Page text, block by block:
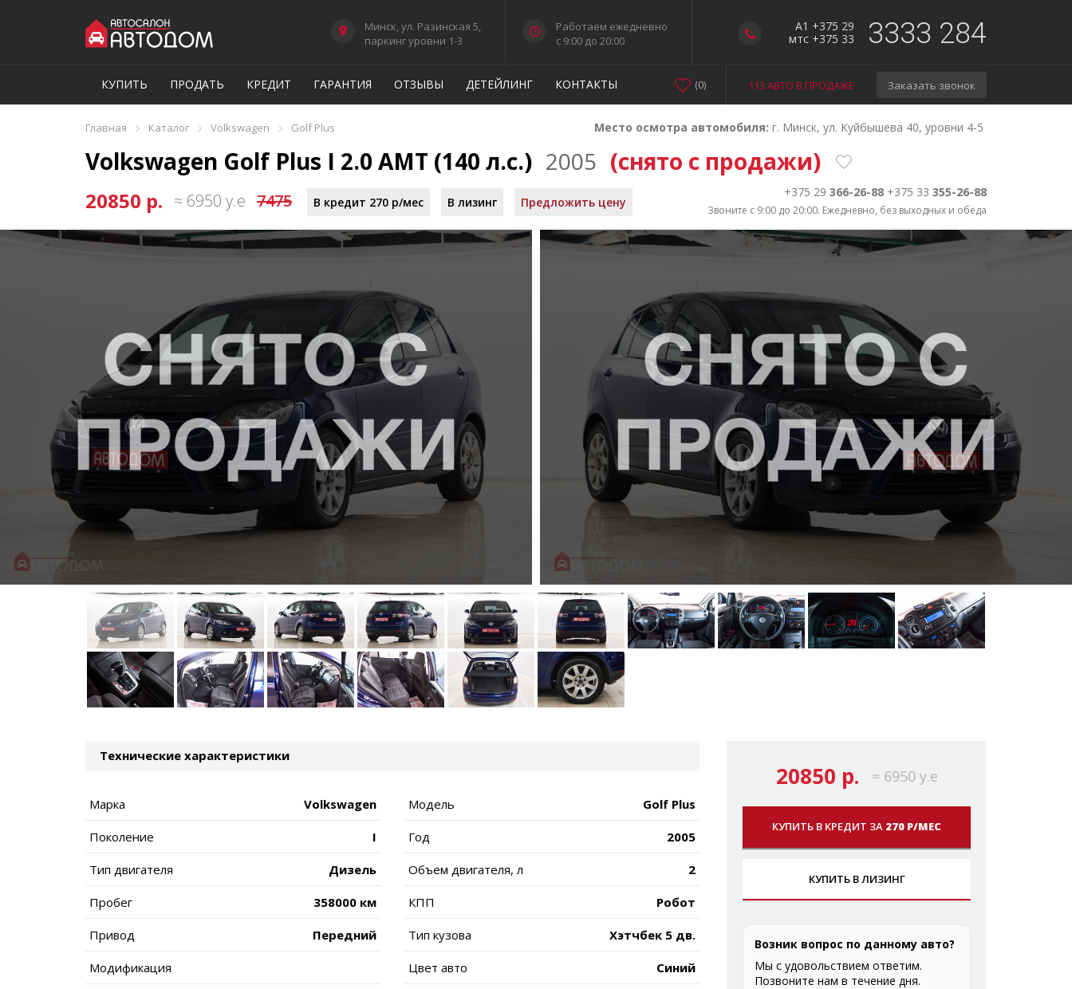
A1 +375 29
мтс +375 33
3333 284
Минск, ул. Разинская 5,
паркинг уровни 1-3
Работаем ежедневно
c 9:00 до 20:00
КУПИТЬ ПРОДАТЬ КРЕДИТ ГАРАНТИЯ ОТЗЫВЫ ДЕТЕЙЛИНГ КОНТАКТЫ 113 АВТО В ПРОДАЖЕ Заказать звонок
(0)
Главная › Каталог › Volkswagen › Golf Plus Место осмотра автомобиля: г. Минск, ул. Куйбышева 40, уровни 4-5
Volkswagen Golf Plus I 2.0 AMT (140 л.с.) 2005 (снято с продажи)
20850 р. ≈ 6950 у.е 7475 В кредит 270 р/мес В лизинг Предложить цену
+375 29 366-26-88 +375 33 355-26-88
Звоните с 9:00 до 20:00. Ежедневно, без выходных и обеда
Технические характеристики
Марка Volkswagen Модель Golf Plus
Поколение I Год 2005
Тип двигателя Дизель Объем двигателя, л 2
Пробег 358000 км КПП Робот
Привод Передний Тип кузова Хэтчбек 5 дв.
Модификация Цвет авто Синий
20850 р. ≈ 6950 у.е
КУПИТЬ В КРЕДИТ ЗА 270 Р/МЕС
КУПИТЬ В ЛИЗИНГ
Возник вопрос по данному авто?
Мы с удовольствием ответим.
Позвоните нам в течение дня.